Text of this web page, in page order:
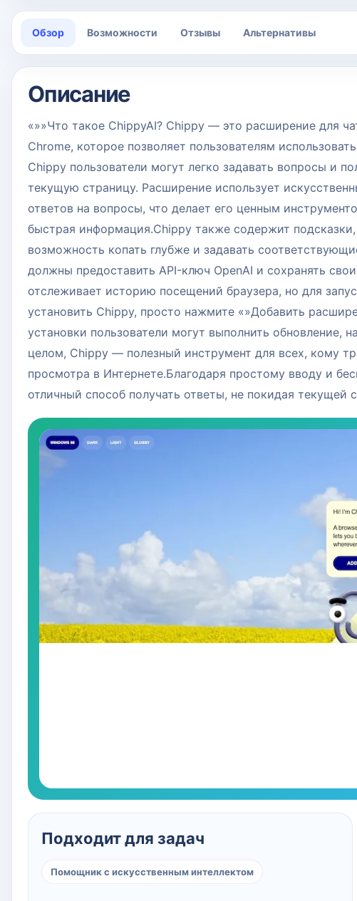
Обзор Возможности Отзывы Альтернативы
Описание
«»»Что такое ChippyAI? Chippy — это расширение для
Chrome, которое позволяет пользователям
Chippy пользователи могут легко задавать вопросы и
текущую страницу. Расширение использует
ответов на вопросы, что делает его ценным
быстрая информация.Chippy также содержит
возможность копать глубже и задавать
должны предоставить API-ключ OpenAI и сохранять
отслеживает историю посещений браузера, но для
установить Chippy, просто нажмите «»Добавить
установки пользователи могут выполнить обновление,
целом, Chippy — полезный инструмент для всех, кому
просмотра в Интернете.Благодаря простому вводу и
отличный способ получать ответы, не покидая текущей
Подходит для задач
Помощник с искусственным интеллектом